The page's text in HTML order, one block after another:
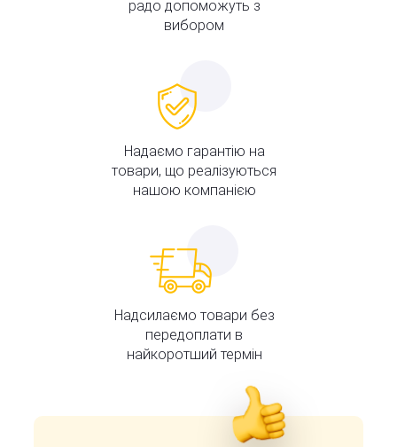
радо допоможуть з
вибором
Надаємо гарантію на
товари, що реалізуються
нашою компанією
Надсилаємо товари без
передоплати в
найкоротший термін